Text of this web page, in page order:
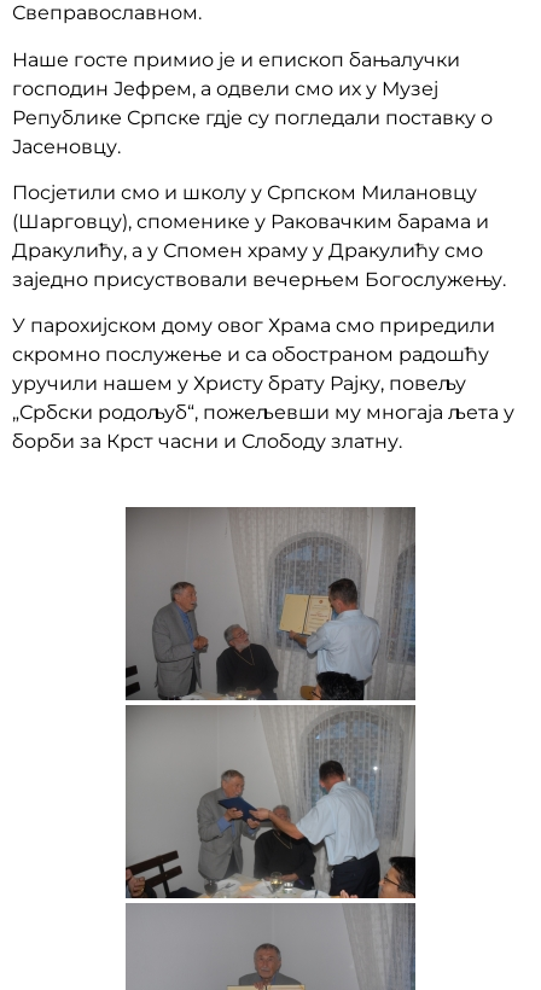
Свеправославном.
Наше госте примио је и епископ бањалучки
господин Јефрем, а одвели смо их у Музеј
Републике Српске гдје су погледали поставку о
Јасеновцу.
Посјетили смо и школу у Српском Милановцу
(Шарговцу), споменике у Раковачким барама и
Дракулићу, а у Спомен храму у Дракулићу смо
заједно присуствовали вечерњем Богослужењу.
У парохијском дому овог Храма смо приредили
скромно послужење и са обостраном радошћу
уручили нашем у Христу брату Рајку, повељу
„Србски родољуб“, пожељевши му многаја љета у
борби за Крст часни и Слободу златну.